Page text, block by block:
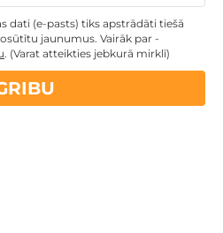
maija brīvdienās
ĢIMENEI
4 personu
dati (e-pasts) tiks apstrādāti tiešā
jaunumus. Vairāk par -
. (Varat atteikties jebkurā mirklī)